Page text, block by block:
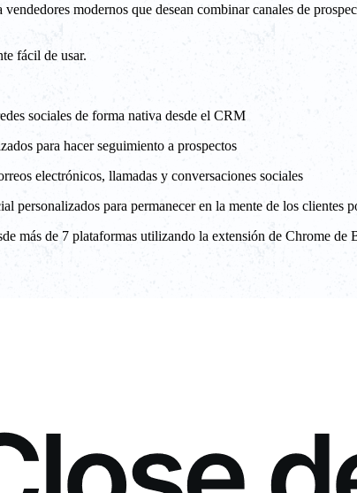
modernos que desean combinar canales de
fácil de usar.
sociales de forma nativa desde el CRM
para hacer seguimiento a prospectos
electrónicos, llamadas y conversaciones sociales
personalizados para permanecer en la mente de los clientes
más de 7 plataformas utilizando la extensión de Chrome de